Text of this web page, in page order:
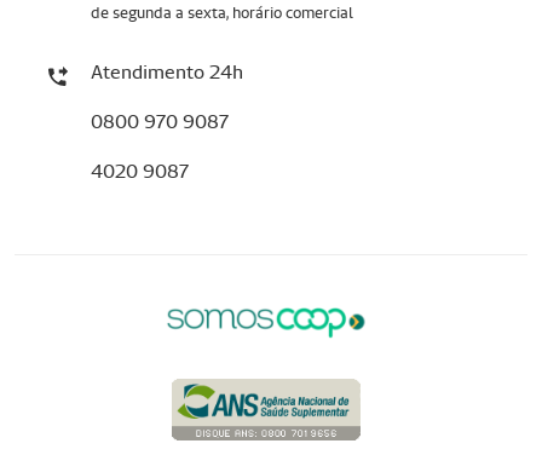
de segunda a sexta, horário comercial
Atendimento 24h
0800 970 9087
4020 9087